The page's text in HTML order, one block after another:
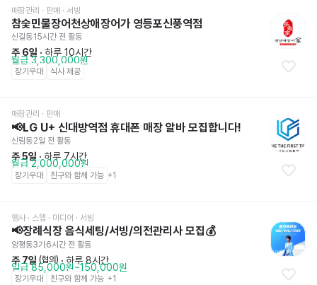
매장관리 · 판매 · 서빙
참숯민물장어천상애장어가 영등포신풍역점
신길동15시간 전 활동
주 6일 · 하루 10시간
월급 3,300,000원
장기우대 식사 제공
매장관리 · 판매
📢LG U+ 신대방역점 휴대폰 매장 알바 모집합니다!
신림동2일 전 활동
주 5일 · 하루 7시간
월급 2,000,000원
장기우대 친구와 함께 가능 +1
행사 · 스탭 · 미디어 · 서빙
📢장례식장 음식세팅/서빙/의전관리사 모집💰
양평동3가6시간 전 활동
주 7일 (협의) · 하루 8시간
일급 85,000원~150,000원
장기우대 친구와 함께 가능 +1